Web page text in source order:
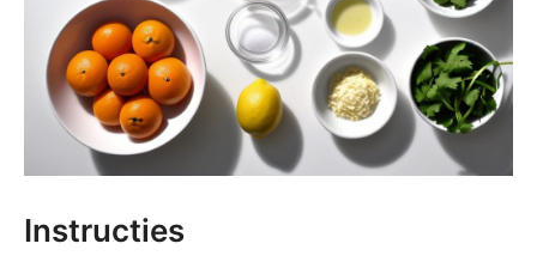
Instructies